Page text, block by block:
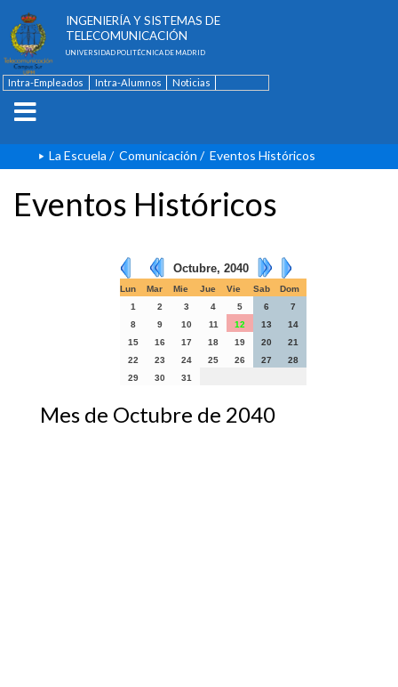
INGENIERÍA Y SISTEMAS DE
TELECOMUNICACIÓN
UNIVERSIDAD POLITÉCNICA DE MADRID
Intra-Empleados Intra-Alumnos
Noticias
La Escuela / Comunicación / Eventos Históricos
Eventos Históricos
Octubre, 2040
Lun Mar Mie Jue Vie Sab
Dom
1
2 3 4 5 6
7
8
9 10 11 12 13
14
15
16 17 18 19 20
21
22
23 24 25 26 27
28
29
30 31
Mes de Octubre de 2040